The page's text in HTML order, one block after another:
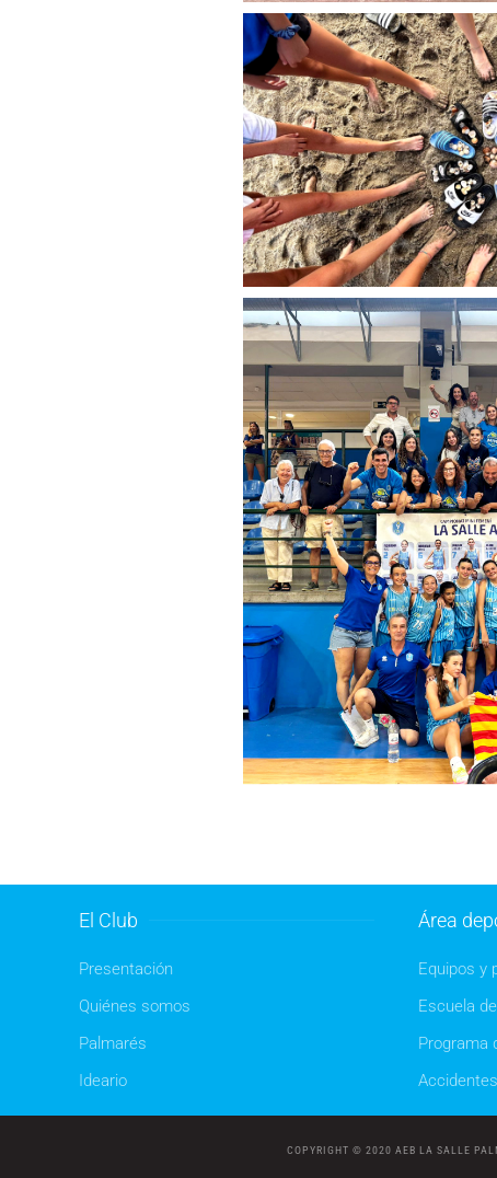
El Club
Presentación
Quiénes somos
Palmarés
Ideario
Área
Equipos y
Escuela
Programa
COPYRIGHT © 2020 AEB LA SALLE